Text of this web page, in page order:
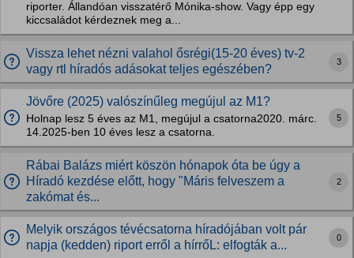
riporter. Állandóan visszatérő Mónika-show. Vagy épp egy
kiccsaládot kérdeznek meg a...
Vissza lehet nézni valahol ősrégi(15-20 éves) tv-2
vagy rtl híradós adásokat teljes egészében?
3
Jövőre (2025) valószínűleg megújul az M1?
Holnap lesz 5 éves az M1, megújul a csatorna2020. márc.
14.2025-ben 10 éves lesz a csatorna.
5
Rábai Balázs miért köszön hónapok óta be úgy a
Híradó kezdése előtt, hogy "Máris felveszem a
zakómat és...
2
Melyik országos tévécsatorna híradójában volt pár
napja (kedden) riport erről a hírrőL: elfogták a...
0